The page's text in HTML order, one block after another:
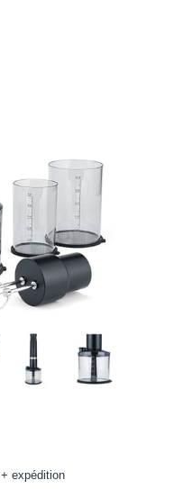
expédition